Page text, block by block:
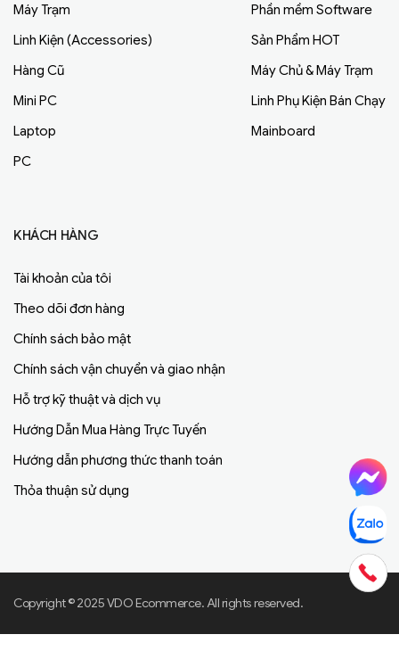
Máy Trạm
Linh Kiện (Accessories)
Hàng Cũ
Mini PC
Laptop
PC
Phần mềm Software
Sản Phẩm HOT
Máy Chủ & Máy Trạm
Linh Phụ Kiện Bán Chạy
Mainboard
KHÁCH HÀNG
Tài khoản của tôi
Theo dõi đơn hàng
Chính sách bảo mật
Chính sách vận chuyển và giao nhận
Hỗ trợ kỹ thuật và dịch vụ
Hướng Dẫn Mua Hàng Trực Tuyến
Hướng dẫn phương thức thanh toán
Thỏa thuận sử dụng
Copyright © 2025 VDO Ecommerce. All rights reserved.